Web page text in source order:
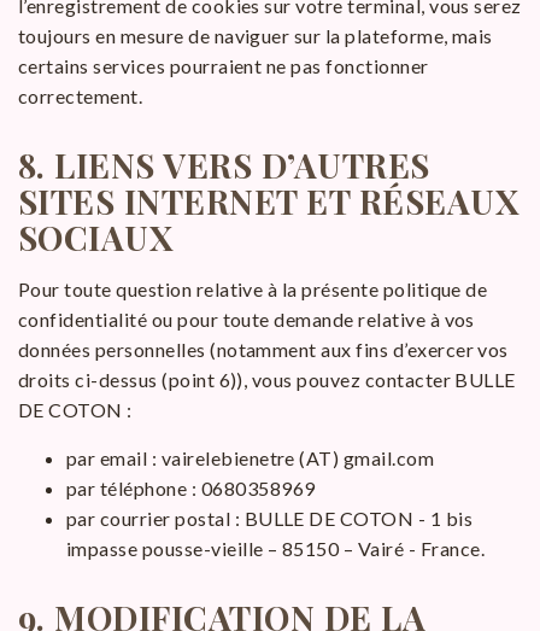
l’enregistrement de cookies sur votre terminal, vous serez
toujours en mesure de naviguer sur la plateforme, mais
certains services pourraient ne pas fonctionner
correctement.
8. LIENS VERS D’AUTRES
SITES INTERNET ET RÉSEAUX
SOCIAUX
Pour toute question relative à la présente politique de
confidentialité ou pour toute demande relative à vos
données personnelles (notamment aux fins d’exercer vos
droits ci-dessus (point 6)), vous pouvez contacter BULLE
DE COTON :
par email : vairelebienetre (AT) gmail.com
par téléphone : 0680358969
par courrier postal : BULLE DE COTON - 1 bis
impasse pousse-vieille – 85150 – Vairé - France.
9. MODIFICATION DE LA